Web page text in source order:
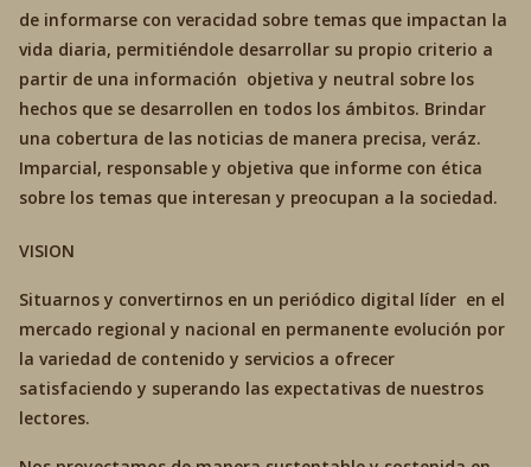
de informarse con veracidad sobre temas que impactan la
vida diaria, permitiéndole desarrollar su propio criterio a
partir de una información objetiva y neutral sobre los
hechos que se desarrollen en todos los ámbitos. Brindar
una cobertura de las noticias de manera precisa, veráz.
Imparcial, responsable y objetiva que informe con ética
sobre los temas que interesan y preocupan a la sociedad.
VISION
Situarnos y convertirnos en un periódico digital líder en el
mercado regional y nacional en permanente evolución por
la variedad de contenido y servicios a ofrecer
satisfaciendo y superando las expectativas de nuestros
lectores.